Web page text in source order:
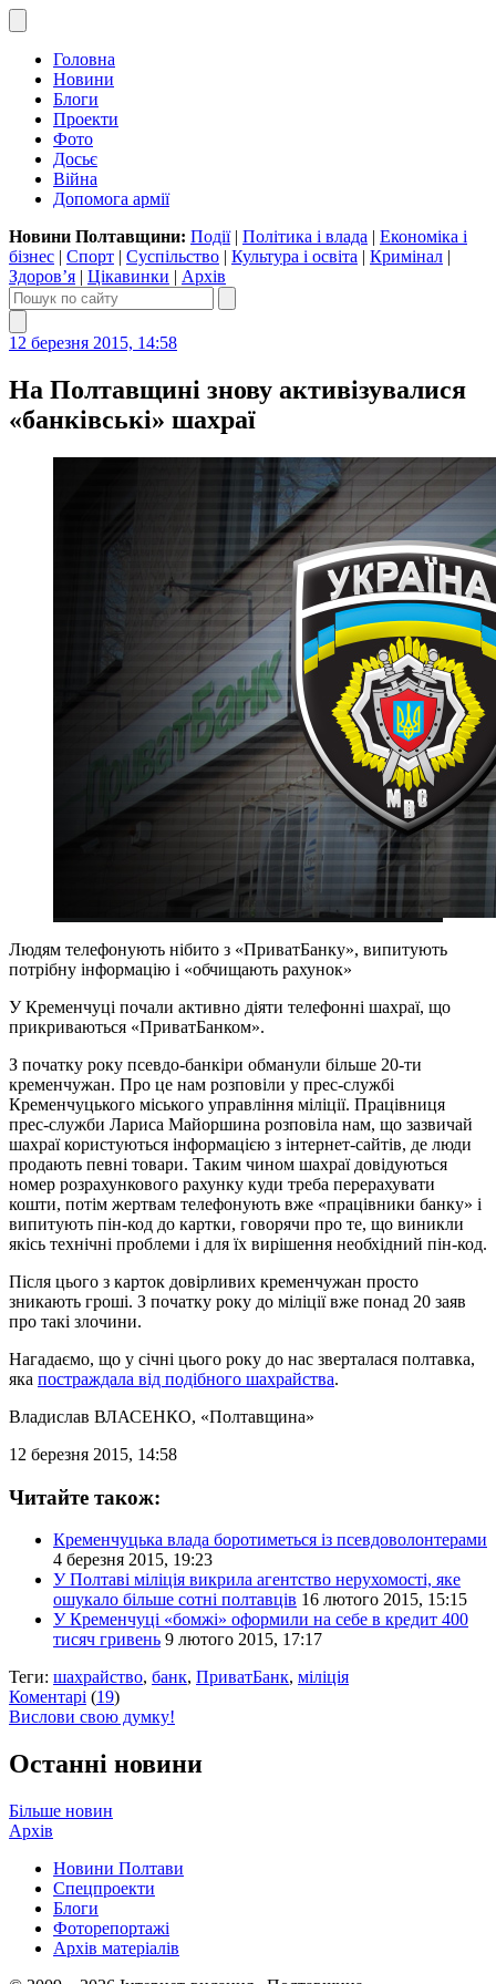
Головна
Новини
Блоги
Проекти
Фото
Досьє
Війна
Допомога армії
Новини Полтавщини: Події| Політика і влада | Економіка і
бізнес | Спорт | Суспільство | Культура і освіта | Кримінал |
Здоров’я | Цікавинки | Архів
12 березня 2015, 14:58
На Полтавщині знову активізувалися
«банківські» шахраї
Людям телефонують нібито з «ПриватБанку», випитують
потрібну інформацію і «обчищають рахунок»
У Кременчуці почали активно діяти телефонні шахраї, що
прикриваються «ПриватБанком».
З початку року псевдо-банкіри обманули більше 20-ти
кременчужан. Про це нам розповіли у прес-службі
Кременчуцького міського управління міліції. Працівниця
прес-служби Лариса Майоршина розповіла нам, що зазвичай
шахраї користуються інформацією з інтернет-сайтів, де люди
продають певні товари. Таким чином шахраї довідуються
номер розрахункового рахунку куди треба перерахувати
кошти, потім жертвам телефонують вже «працівники банку» і
випитують пін-код до картки, говорячи про те, що виникли
якісь технічні проблеми і для їх вирішення необхідний пін-код.
Після цього з карток довірливих кременчужан просто
зникають гроші. З початку року до міліції вже понад 20 заяв
про такі злочини.
Нагадаємо, що у січні цього року до нас зверталася полтавка,
яка постраждала від подібного шахрайства.
Владислав ВЛАСЕНКО, «Полтавщина»
12 березня 2015, 14:58
Читайте також:
Кременчуцька влада боротиметься із псевдоволонтерами
4 березня 2015, 19:23
У Полтаві міліція викрила агентство нерухомості, яке
ошукало більше сотні полтавців 16 лютого 2015, 15:15
У Кременчуці «бомжі» оформили на себе в кредит 400
тисяч гривень 9 лютого 2015, 17:17
Теги: шахрайство, банк, ПриватБанк, міліція
Коментарі (19)
Вислови свою думку!
Останні новини
Більше новин
Архів
Новини Полтави
Спецпроекти
Блоги
Фоторепортажі
Архів матеріалів